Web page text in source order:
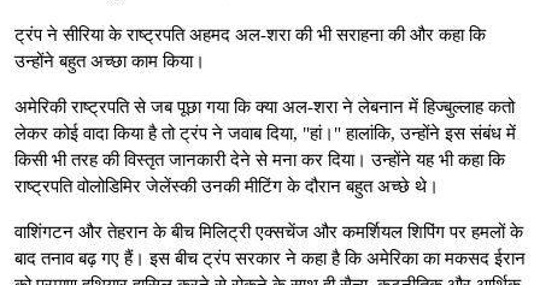
ट्रंप ने सीरिया के राष्ट्रपति अहमद अल-शरा की भी सराहना की और कहा कि
उन्होंने बहुत अच्छा काम किया।
अमेरिकी राष्ट्रपति से जब पूछा गया कि क्या अल-शरा ने लेबनान में हिज्बुल्लाह कतो
लेकर कोई वादा किया है तो ट्रंप ने जवाब दिया, "हां।" हालांकि, उन्होंने इस संबंध में
किसी भी तरह की विस्तृत जानकारी देने से मना कर दिया। उन्होंने यह भी कहा कि
राष्ट्रपति वोलोडिमिर जेलेंस्की उनकी मीटिंग के दौरान बहुत अच्छे थे।
वाशिंगटन और तेहरान के बीच मिलिट्री एक्सचेंज और कमर्शियल शिपिंग पर हमलों के
बाद तनाव बढ़ गए हैं। इस बीच ट्रंप सरकार ने कहा है कि अमेरिका का मकसद ईरान